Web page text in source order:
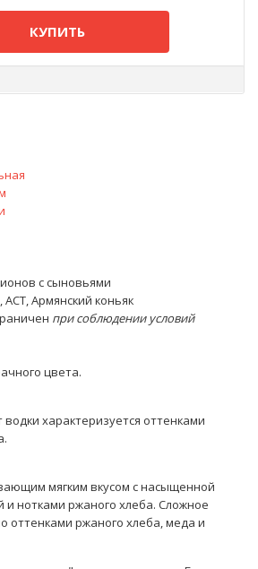
КУПИТЬ
с сыновьями
,АСТ,Армянский коньяк
при соблюдении условий
цвета.
характеризуется оттенками
мягким вкусом с насыщенной
и нотками ржаного хлеба. Сложное
оттенками ржаного хлеба, меда и